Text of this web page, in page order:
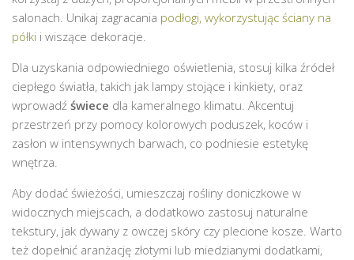
salonach. Unikaj zagracania podłogi, wykorzystując ściany na
półki i wiszące dekoracje.
Dla uzyskania odpowiedniego oświetlenia, stosuj kilka źródeł
ciepłego światła, takich jak lampy stojące i kinkiety, oraz
wprowadź świece dla kameralnego klimatu. Akcentuj
przestrzeń przy pomocy kolorowych poduszek, koców i
zasłon w intensywnych barwach, co podniesie estetykę
wnętrza.
Aby dodać świeżości, umieszczaj rośliny doniczkowe w
widocznych miejscach, a dodatkowo zastosuj naturalne
tekstury, jak dywany z owczej skóry czy plecione kosze. Warto
też dopełnić aranżację złotymi lub miedzianymi dodatkami,